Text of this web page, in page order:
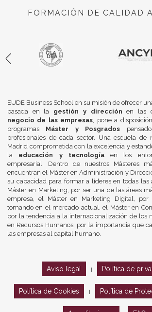
FORMACIÓN DE CALIDAD
EUDE Business School en su misión de ofrecer
basada en la gestión y dirección en las
negocio de las empresas , pone a
programas Máster y Posgrados
profesionales de cada sector. Una escuela de
Madrid comprometida con la excelencia y
la educación y tecnologíaen los
empresarial. Dentro de nuestros Másteres
encuentran el Máster en Administración y
su capacidad para formar a líderes en todas las
Máster en Marketing, por ser una de las áreas
empresa, el Máster en Marketing Digital,
tomando en el mercado actual, el Máster en
por la tendencia a la internacionalización de los
en Recursos Humanos, por la importancia que
las empresas al capital humano.
Aviso legal Política de
Política de Cookies Política de